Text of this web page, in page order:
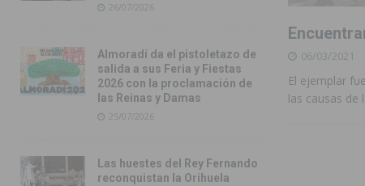
06/03/2021
El ejemplar
las causas de
26/07/2026
Almoradí da el pistoletazo de
salida a sus Feria y Fiestas
2026 con la proclamación de
las Reinas y Damas
25/07/2026
Las huestes del Rey Fernando
reconquistan la Orihuela